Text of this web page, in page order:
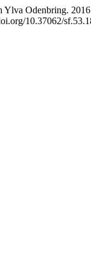
Ylva Odenbring.
10.37062/